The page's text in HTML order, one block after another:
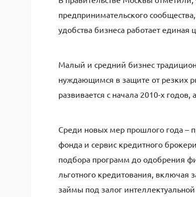
предпринимательского
удобства бизнеса работает
Малый и средний бизнес
нуждающимся в защите от резких
развивается с начала 2010-х
Среди новых мер прошлого года –
фонда и сервис кредитного
подбора программ до одобрения
льготного кредитования, включая
займы под залог